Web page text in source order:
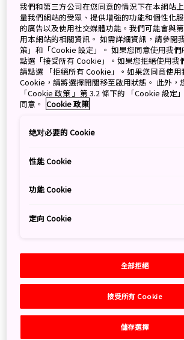
圖片提供：夜景觀光會議協會
北九州市的門司港
於1889年開放，並逐
和工業中心。早期受海外貿易夥伴的影
復往昔建築風格而重建的港口建築物，
若想近距離欣賞夜景，可以沿港口的街
於「門司港Retro Hi-Mart」 摩天大廈31
舊展望台」。不過，既然這裏是一個港
錯過乘船沿關門海峽遊覽，從海上欣賞
我們和第三方公司在您同意的情況下在本網站
量我們網站的受眾、提供增強的功能和個性化
的廣告以及使用社交媒體功能。我們可能會與
用本網站的相關資訊。 如需詳細資訊，請參閱
策」和「Cookie 設定」。 如果您同意使用我
點選「接受所有 Cookie」。如果您拒絕使用我
請點選 「拒絕所有 Cookie」。如果您同意使用
Cookie，請將選擇開關移至啟用狀態。 此外，
「Cookie 政策 」第 3.2 條下的 「Cookie 設定
同意。 Cookie 政策
绝对必要的 Cookie
性能 Cookie
功能 Cookie
定向 Cookie
全部拒絕
接受所有 Cookie
儲存選擇